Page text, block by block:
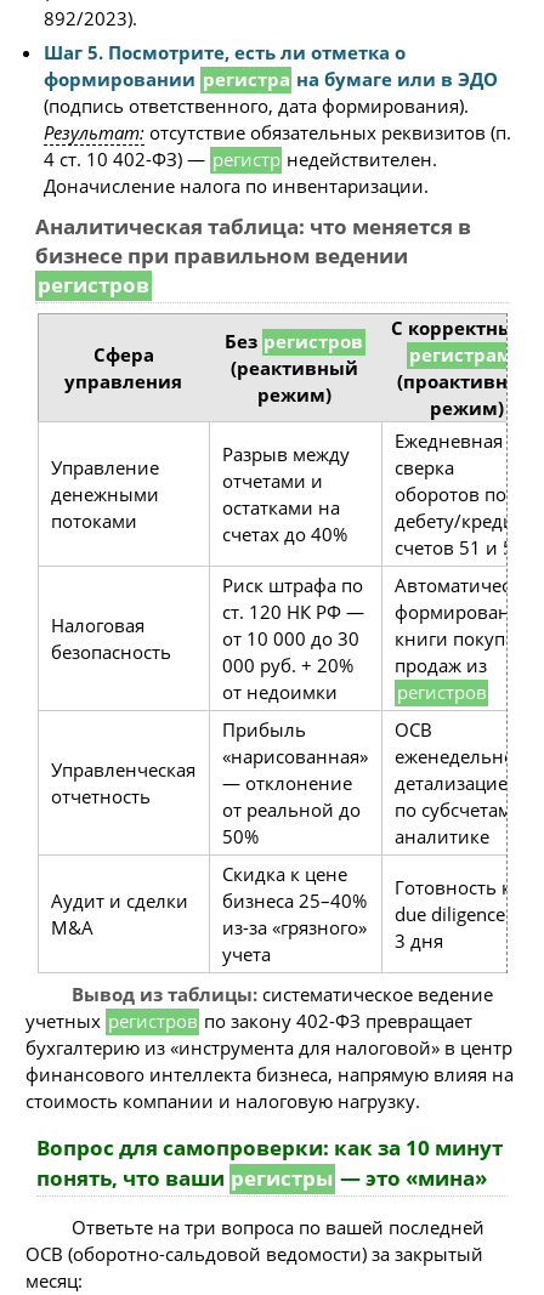
892/2023).
Шаг 5. Посмотрите, есть ли отметка о
формировании регистра на бумаге или в ЭДО
(подпись ответственного, дата формирования).
Результат: отсутствие обязательных реквизитов (п.
4 ст. 10 402-ФЗ) — регистр недействителен.
Доначисление налога по инвентаризации.
Аналитическая таблица: что меняется в
бизнесе при правильном ведении
регистров
Сфера
управления
Без регистров
(реактивный
режим)
С корректными
регистрами
(проактивный
режим)
Управление
денежными
потоками
Разрыв между
отчетами и
остатками на
счетах до 40%
Ежедневная
сверка
оборотов по
дебету/кредиту
счетов 51 и 50
Налоговая
безопасность
Риск штрафа по
ст. 120 НК РФ —
от 10 000 до 30
000 руб. + 20%
от недоимки
Автоматическое
формирование
книги покупок/
продаж из
регистров
Управленческая
отчетность
Прибыль
«нарисованная»
— отклонение
от реальной до
50%
ОСВ
еженедельно с
детализацией
по субсчетам и
аналитике
Аудит и сделки
M&A
Скидка к цене
бизнеса 25–40%
из-за «грязного»
учета
Готовность к
due diligence за
3 дня
Вывод из таблицы:систематическое ведение
учетных регистров по закону 402-ФЗ превращает
бухгалтерию из «инструмента для налоговой» в центр
финансового интеллекта бизнеса, напрямую влияя на
стоимость компании и налоговую нагрузку.
Вопрос для самопроверки: как за 10 минут
понять, что ваши регистры — это «мина»
Ответьте на три вопроса по вашей последней
ОСВ (оборотно-сальдовой ведомости) за закрытый
месяц: